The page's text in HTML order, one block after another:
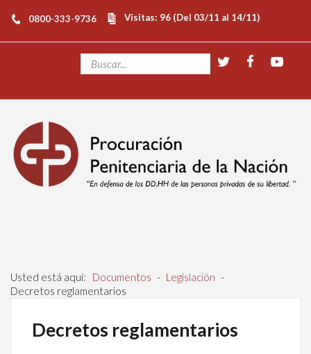
0800-333-9736 Visitas: 96 (Del 03/11 al 14/11)
Usted está aquí: Documentos - Legislación -
Decretos reglamentarios
Decretos reglamentarios